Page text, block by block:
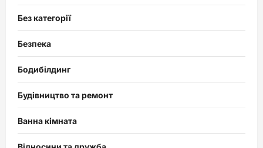
Без категорії
Безпека
Бодибілдинг
Будівництво та ремонт
Ванна кімната